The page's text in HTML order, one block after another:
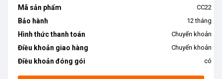
Mã sản phẩm CC22
Bảo hành 12 tháng
Hình thức thanh toán Chuyển khoản
Điều khoản giao hàng Chuyển khoản
Điều khoản đóng gói có